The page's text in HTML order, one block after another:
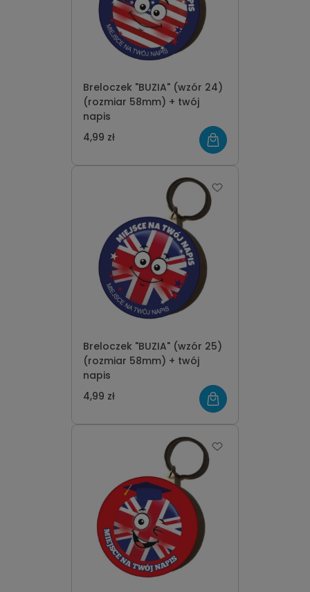
Breloczek "BUZIA" (wzór 24)
(rozmiar 58mm) + twój
napis
4,99 zł
Breloczek "BUZIA" (wzór 25)
(rozmiar 58mm) + twój
napis
4,99 zł